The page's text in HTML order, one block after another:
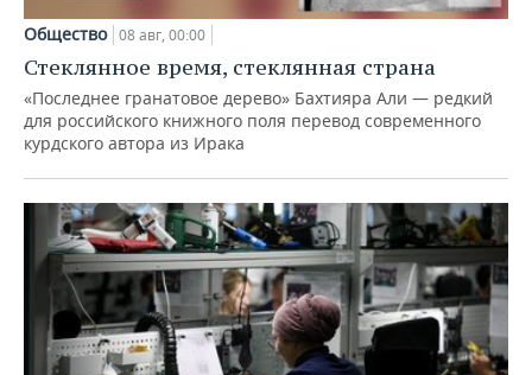
Общество 08 авг, 00:00
Стеклянное время, стеклянная страна
«Последнее гранатовое дерево» Бахтияра Али — редкий
для российского книжного поля перевод современного
курдского автора из Ирака